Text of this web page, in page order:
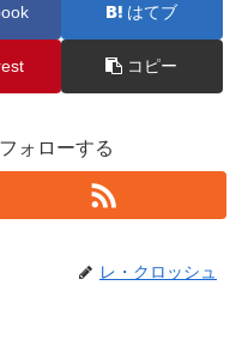
はてブ
コピー
ォローする
レ・クロッシュ